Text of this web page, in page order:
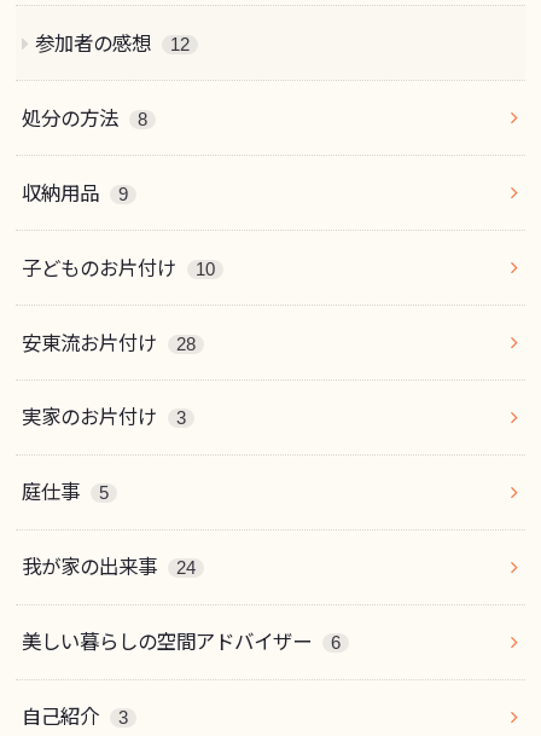
参加者の感想 12
処分の方法 8
収納用品 9
子どものお片付け 10
安東流お片付け 28
実家のお片付け 3
庭仕事 5
我が家の出来事 24
美しい暮らしの空間アドバイザー 6
自己紹介 3